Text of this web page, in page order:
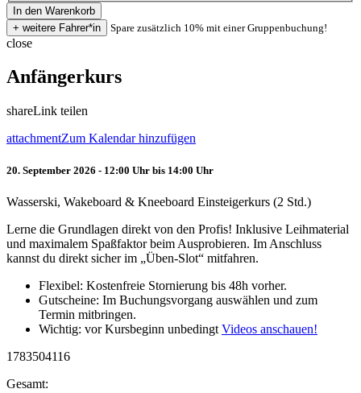
Spare zusätzlich 10% mit einer Gruppenbuchung!
close
Anfängerkurs
shareLink teilen
attachmentZum Kalendar hinzufügen
20. September 2026 - 12:00 Uhr bis 14:00 Uhr
Wasserski, Wakeboard & Kneeboard Einsteigerkurs (2 Std.)
Lerne die Grundlagen direkt von den Profis! Inklusive Leihmaterial
und maximalem Spaßfaktor beim Ausprobieren. Im Anschluss
kannst du direkt sicher im „Üben-Slot“ mitfahren.
Flexibel: Kostenfreie Stornierung bis 48h vorher.
Gutscheine: Im Buchungsvorgang auswählen und zum
Termin mitbringen.
Wichtig: vor Kursbeginn unbedingt Videos anschauen!
1783504116
Gesamt: